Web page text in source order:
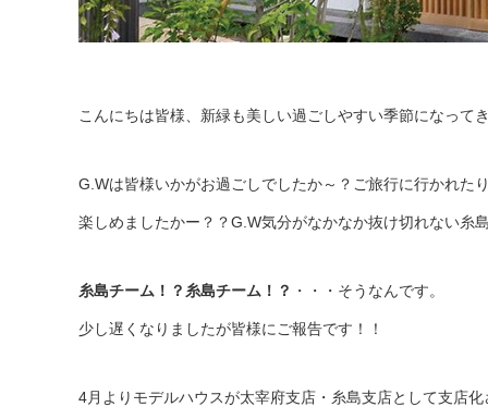
こんにちは皆様、新緑も美しい過ごしやすい季節になってき
G.Wは皆様いかがお過ごしでしたか～？ご旅行に行かれた
楽しめましたかー？？G.W気分がなかなか抜け切れない糸
糸島チーム！？糸島チーム！？ ・・・そうなんです。
少し遅くなりましたが皆様にご報告です！！
4月よりモデルハウスが太宰府支店・糸島支店として支店化